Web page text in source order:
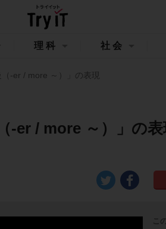
理科 社会
（-er / more ～）」の表現
-er / more ～）」の
こ